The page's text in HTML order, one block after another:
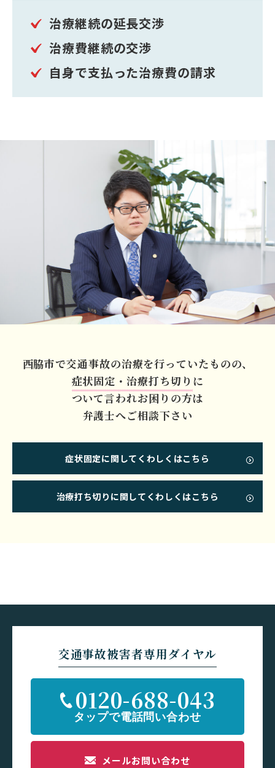
治療継続の延長交渉
治療費継続の交渉
自身で支払った治療費の請求
西脇市で交通事故の治療を行っていたものの、
症状固定・治療打ち切り に
ついて言われお困りの方は
弁護士へご相談下さい
症状固定に関してくわしくはこちら
治療打ち切りに関してくわしくはこちら
交通事故被害者専用ダイヤル
0120-688-043
メールお問い合わせ